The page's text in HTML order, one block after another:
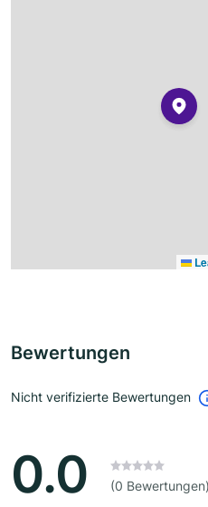
Bewertungen
Nicht verifizierte Bewertungen
0.0 (0 Bewertungen)